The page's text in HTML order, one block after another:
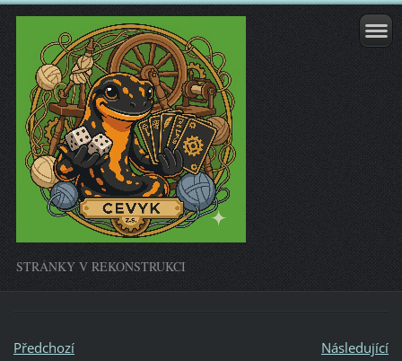
STRÁNKY V REKONSTRUKCI
Předchozí
Následující